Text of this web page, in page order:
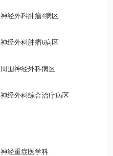
神经外科肿瘤4病区
神经外科肿瘤6病区
周围神经外科病区
神经外科综合治疗病区
神经重症医学科